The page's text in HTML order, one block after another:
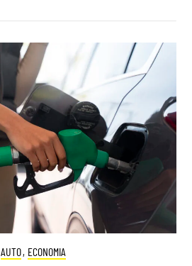
AUTO, ECONOMIA